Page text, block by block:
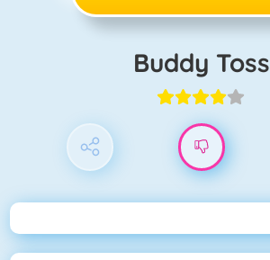
Buddy Toss